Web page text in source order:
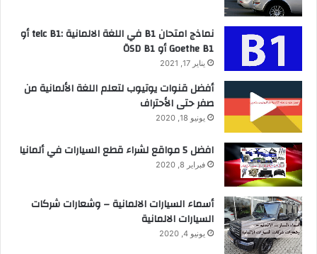
نماذج امتحان B1 في اللغة الالمانية :telc B1 أو
Goethe B1 أو ÖSD B1
يناير 17, 2021
أفضل قنوات يوتيوب لتعلم اللغة الألمانية من
صفر حتى الأحتراف
يونيو 18, 2020
افضل 5 مواقع لشراء قطع السيارات في ألمانيا
فبراير 8, 2020
أسماء السيارات الالمانية – وشعارات شركات
السيارات الالمانية
يونيو 4, 2020